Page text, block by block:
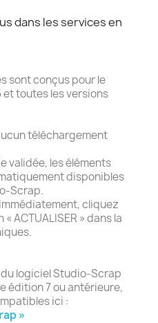
dans les services en
sont conçus pour le
toutes les versions
téléchargement
validée, les éléments
disponibles
Scrap.
cliquez
ACTUALISER » dans la
logiciel Studio-Scrap
édition 7 ou antérieure,
ici :
»